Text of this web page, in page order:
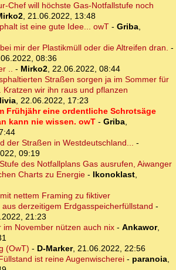
Chef will höchste Gas-Notfallstufe noch
, 21.06.2022, 13:48
ist eine gute Idee... owT- Griba,
mir der Plastikmüll oder die Altreifen dran. -
08:36
.. - Mirko2, 22.06.2022, 08:44
Straßen sorgen ja im Sommer für
Kratzen wir ihn raus und pflanzen
, 22.06.2022, 17:23
Frühjähr eine ordentliche Schrotsäge
kann nie wissen. owT - Griba,
der Straßen in Westdeutschland... -
09:19
des Notfallplans Gas ausrufen, Aiwanger
Charts zu Energie - Ikonoklast,
nettem Framing zu fiktiver
derzeitigem Erdgasspeicherfüllstand -
21:23
im November nützen auch nix- Ankawor,
(OwT) - D-Marker, 21.06.2022, 22:56
ist reine Augenwischerei- paranoia,